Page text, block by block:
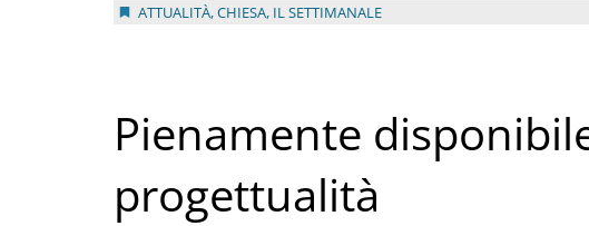
ATTUALITÀ, CHIESA, IL SETTIMANALE
Pienamente
progettualità